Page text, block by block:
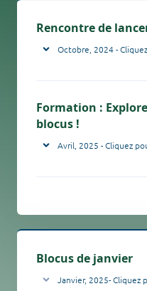
Rencontre de
Octobre, 2024 -
Formation :
blocus !
Avril, 2025 - Cliquez
Blocus de janvier
Janvier, 2025- Cliquez